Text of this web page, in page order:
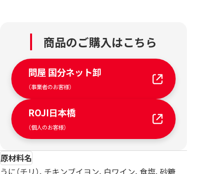
商品のご購入はこちら
問屋 国分ネット卸
（事業者のお客様）
ROJI日本橋
（個人のお客様）
原材料名